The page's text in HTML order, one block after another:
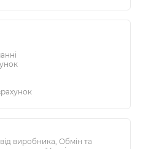
виробника, Обмін та